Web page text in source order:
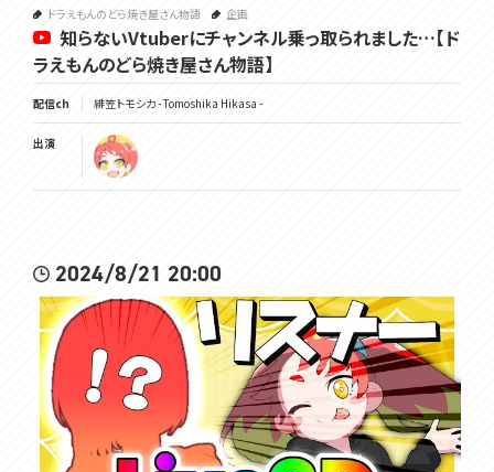
ドラえもんのどら焼き屋さん物語 企画
知らないVtuberにチャンネル乗っ取られました…【ド
ラえもんのどら焼き屋さん物語】
配信ch 緋笠トモシカ - Tomoshika Hikasa -
出演
2024/8/21 20:00